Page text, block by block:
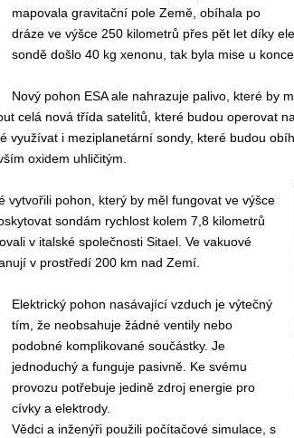
mapovala gravitační pole Země, obíhala po
dráze ve výšce 250 kilometrů přes pět let díky
sondě došlo 40 kg xenonu, tak byla mise u konce.
Nový pohon ESA ale nahrazuje palivo, které by
celá nová třída satelitů, které budou operovat
využívat i meziplanetární sondy, které budou
oxidem uhličitým.
vytvořili pohon, který by měl fungovat ve výšce
sondám rychlost kolem 7,8 kilometrů
v italské společnosti Sitael. Ve vakuové
v prostředí 200 km nad Zemí.
Elektrický pohon nasávající vzduch je výtečný
tím, že neobsahuje žádné ventily nebo
podobné komplikované součástky. Je
jednoduchý a funguje pasivně. Ke svému
provozu potřebuje jedině zdroj energie pro
cívky a elektrody.
Vědci a inženýři použili počítačové simulace, s